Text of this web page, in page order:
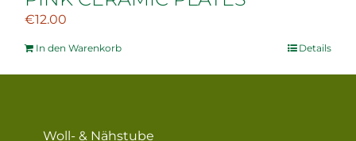
€12.00
In den Warenkorb Details
Woll- & Nähstube